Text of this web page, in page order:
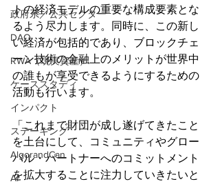
政府系／公共セクター
DAO
RWA（現実資産）
ケーススタディ
インパクト
ステーキング
AlgorandCan
AI
トの経済モデルの重要な構成要素とな
るよう尽力します。同時に、この新し
い経済が包括的であり、ブロックチェ
ーン技術の金融上のメリットが世界中
の誰もが享受できるようにするための
活動も行います。
「これまで財団が成し遂げてきたこと
を土台にして、コミュニティやグロー
バル・パートナーへのコミットメント
を拡大することに注力していきたいと